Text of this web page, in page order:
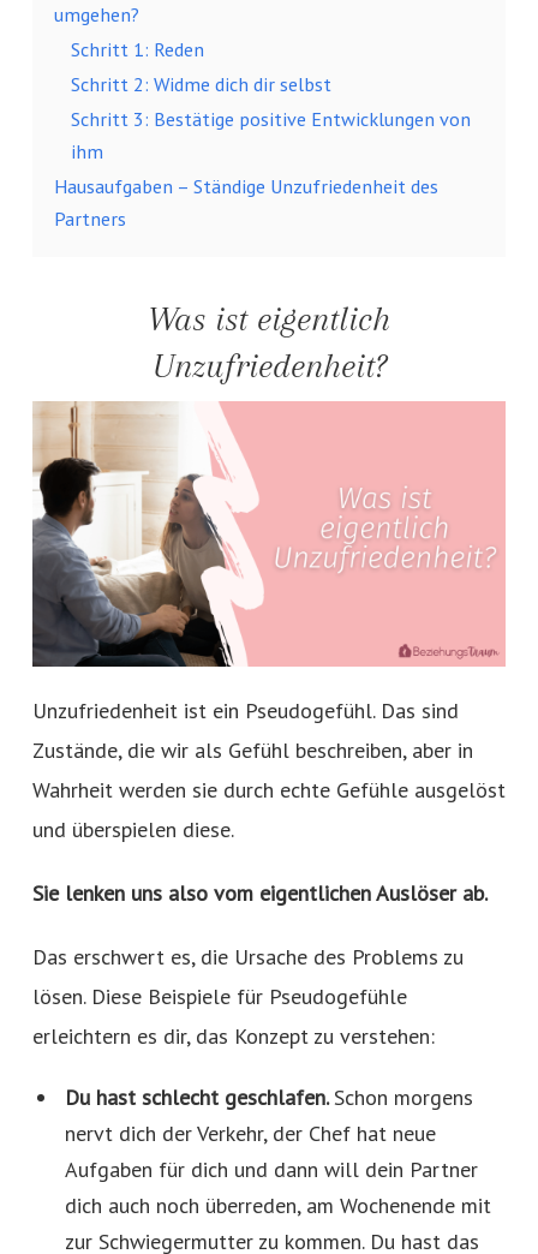
umgehen?
Schritt 1: Reden
Schritt 2: Widme dich dir selbst
Schritt 3: Bestätige positive Entwicklungen von
ihm
Hausaufgaben – Ständige Unzufriedenheit des
Partners
Was ist eigentlich
Unzufriedenheit?
Unzufriedenheit ist ein Pseudogefühl. Das sind
Zustände, die wir als Gefühl beschreiben, aber in
Wahrheit werden sie durch echte Gefühle ausgelöst
und überspielen diese.
Sie lenken uns also vom eigentlichen Auslöser ab.
Das erschwert es, die Ursache des Problems zu
lösen. Diese Beispiele für Pseudogefühle
erleichtern es dir, das Konzept zu verstehen:
Du hast schlecht geschlafen.Schon morgens
nervt dich der Verkehr, der Chef hat neue
Aufgaben für dich und dann will dein Partner
dich auch noch überreden, am Wochenende mit
zur Schwiegermutter zu kommen. Du hast das